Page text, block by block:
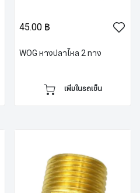
45.00 ฿
WOG หางปลาไหล 2 ทาง
เพิ่มในรถเข็น